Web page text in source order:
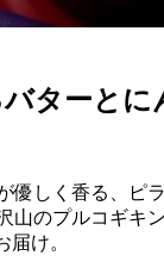
ターと
しく香る、
のプルコギキ
け。